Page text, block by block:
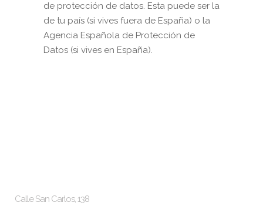
de protección de datos. Esta puede ser la
de tu país (si vives fuera de España) o la
Agencia Española de Protección de
Datos (si vives en España).
Calle San Carlos, 138